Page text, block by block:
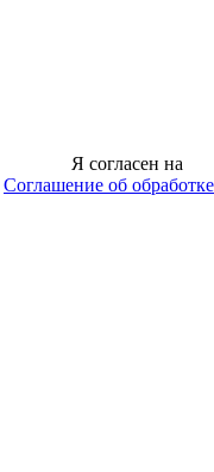
Я согласен на
Соглашение об обработке